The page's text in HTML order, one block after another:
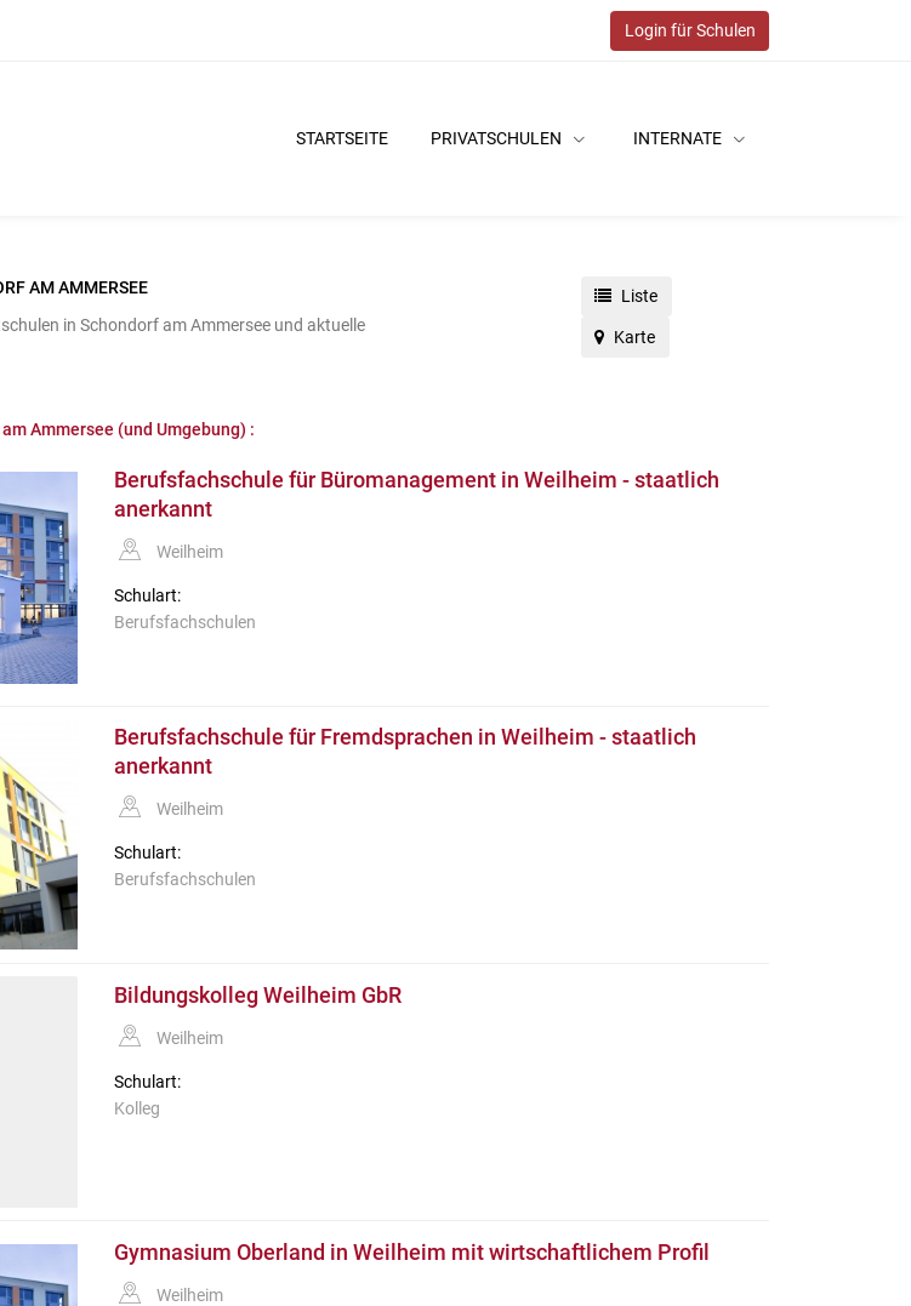
Login für Schulen
STARTSEITE PRIVATSCHULEN INTERNATE
AM AMMERSEE
in Schondorf am Ammersee und aktuelle
Liste
Karte
Ammersee (und Umgebung) :
Berufsfachschule für Büromanagement in Weilheim - staatlich
anerkannt
Weilheim
Schulart:
Berufsfachschulen
Berufsfachschule für Fremdsprachen in Weilheim - staatlich
anerkannt
Weilheim
Schulart:
Berufsfachschulen
Bildungskolleg Weilheim GbR
Weilheim
Schulart:
Kolleg
Gymnasium Oberland in Weilheim mit wirtschaftlichem Profil
Weilheim